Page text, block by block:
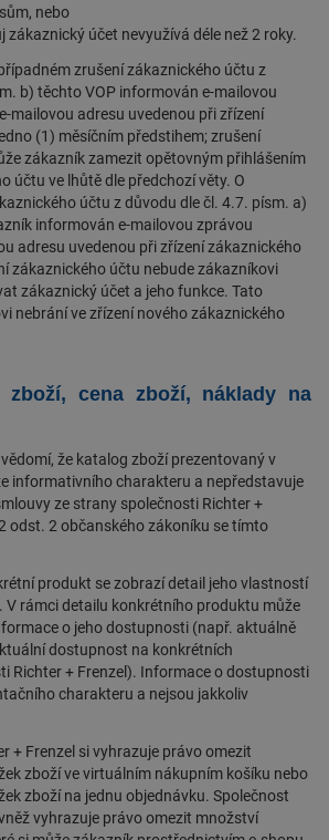
nebo
zákaznický účet nevyužívá déle než 2 roky.
zrušení zákaznického účtu z
b) těchto VOP informován e-mailovou
mailovou adresu uvedenou při zřízení
(1) měsíčním předstihem; zrušení
zákazník zamezit opětovným přihlášením
účtu ve lhůtě dle předchozí věty. O
účtu z důvodu dle čl. 4.7. písm. a)
informován e-mailovou zprávou
adresu uvedenou při zřízení zákaznického
zákaznického účtu nebude zákazníkovi
zákaznický účet a jeho funkce. Tato
nebrání ve zřízení nového zákaznického
zboží, cena zboží, náklady na
že katalog zboží prezentovaný v
informativního charakteru a nepředstavuje
ze strany společnosti Richter +
odst. 2 občanského zákoníku se tímto
produkt se zobrazí detail jeho vlastností
V rámci detailu konkrétního produktu může
o jeho dostupnosti (např. aktuálně
dostupnost na konkrétních
Richter + Frenzel). Informace o dostupnosti
charakteru a nejsou jakkoliv
+ Frenzel si vyhrazuje právo omezit
zboží ve virtuálním nákupním košíku nebo
zboží na jednu objednávku. Společnost
vyhrazuje právo omezit množství